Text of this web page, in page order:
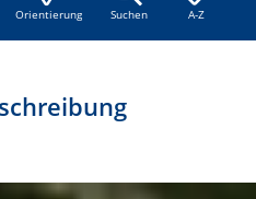
Orientierung Suchen A-Z